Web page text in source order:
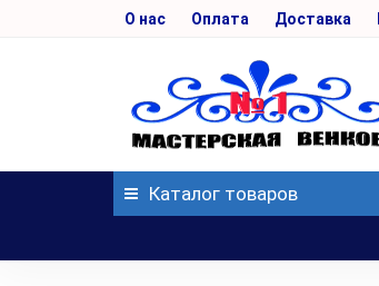
О нас Оплата Доставка
Каталог товаров